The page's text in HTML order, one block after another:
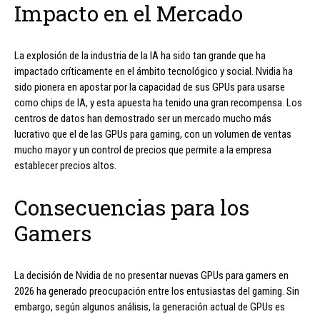
Impacto en el Mercado
La explosión de la industria de la IA ha sido tan grande que ha
impactado críticamente en el ámbito tecnológico y social. Nvidia ha
sido pionera en apostar por la capacidad de sus GPUs para usarse
como chips de IA, y esta apuesta ha tenido una gran recompensa. Los
centros de datos han demostrado ser un mercado mucho más
lucrativo que el de las GPUs para gaming, con un volumen de ventas
mucho mayor y un control de precios que permite a la empresa
establecer precios altos.
Consecuencias para los
Gamers
La decisión de Nvidia de no presentar nuevas GPUs para gamers en
2026 ha generado preocupación entre los entusiastas del gaming. Sin
embargo, según algunos análisis, la generación actual de GPUs es